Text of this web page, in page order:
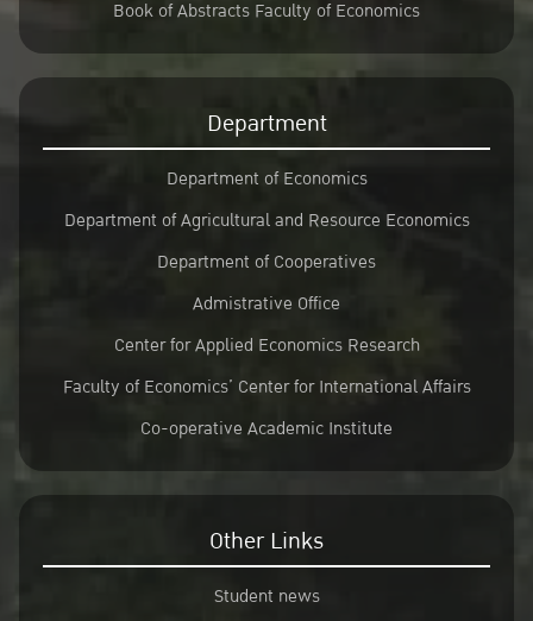
Book of Abstracts Faculty of Economics
Department
Department of Economics
Department of Agricultural and Resource Economics
Department of Cooperatives
Admistrative Office
Center for Applied Economics Research
Faculty of Economics’ Center for International Affairs
Co-operative Academic Institute
Other Links
Student news